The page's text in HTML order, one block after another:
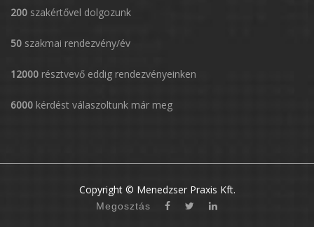
200 szakértővel dolgozunk
50 szakmai rendezvény/év
12000 résztvevő eddig rendezvényeinken
6000 kérdést válaszoltunk már meg
Copyright © Menedzser Praxis Kft.
Megosztás